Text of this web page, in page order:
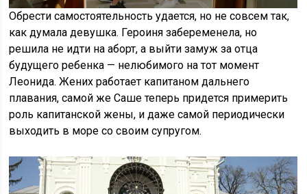
Обрести самостоятельность удается, но не совсем так,
как думала девушка. Героиня забеременела, но
решила не идти на аборт, а выйти замуж за отца
будущего ребенка — нелюбимого на тот момент
Леонида. Жених работает капитаном дальнего
плавания, самой же Саше теперь придется примерить
роль капитанской жены, и даже самой периодически
выходить в море со своим супругом.